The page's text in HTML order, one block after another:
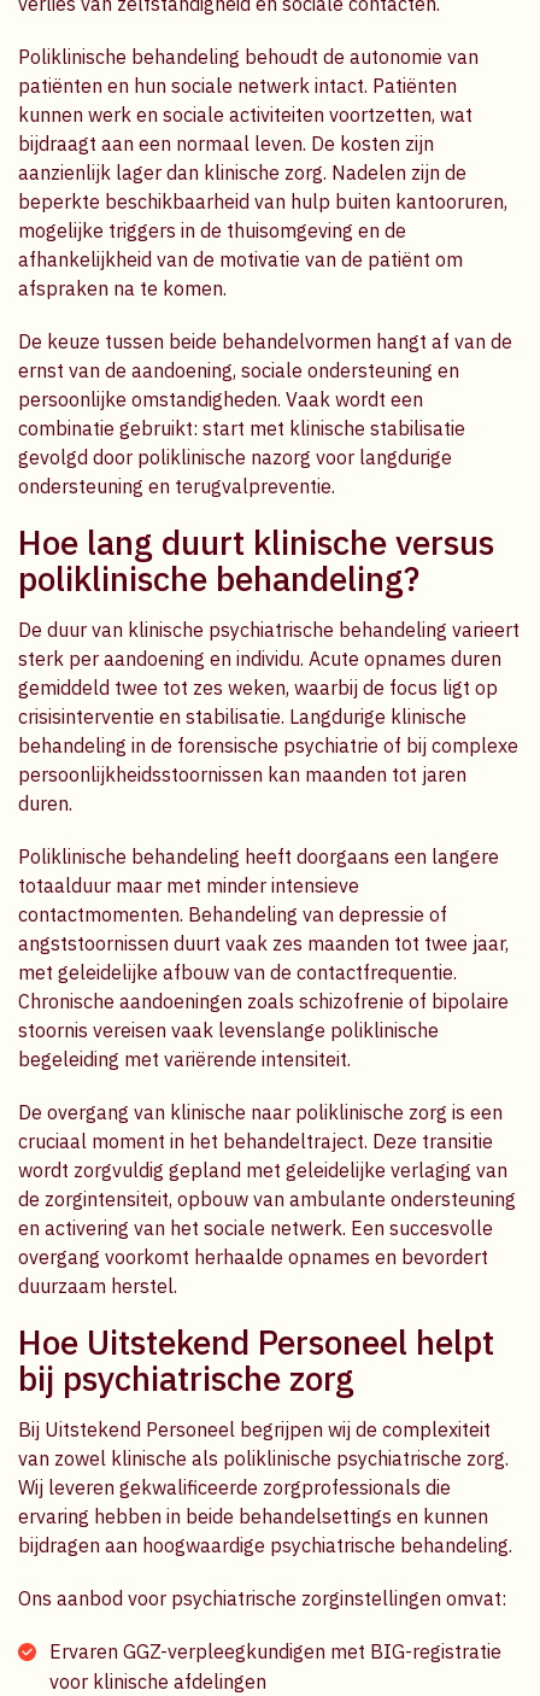
Poliklinische behandeling behoudt de autonomie van
patiënten en hun sociale netwerk intact. Patiënten
kunnen werk en sociale activiteiten voortzetten, wat
bijdraagt aan een normaal leven. De kosten zijn
aanzienlijk lager dan klinische zorg. Nadelen zijn de
beperkte beschikbaarheid van hulp buiten kantooruren,
mogelijke triggers in de thuisomgeving en de
afhankelijkheid van de motivatie van de patiënt om
afspraken na te komen.
De keuze tussen beide behandelvormen hangt af van de
ernst van de aandoening, sociale ondersteuning en
persoonlijke omstandigheden. Vaak wordt een
combinatie gebruikt: start met klinische stabilisatie
gevolgd door poliklinische nazorg voor langdurige
ondersteuning en terugvalpreventie.
Hoe lang duurt klinische versus
poliklinische behandeling?
De duur van klinische psychiatrische behandeling varieert
sterk per aandoening en individu. Acute opnames duren
gemiddeld twee tot zes weken, waarbij de focus ligt op
crisisinterventie en stabilisatie. Langdurige klinische
behandeling in de forensische psychiatrie of bij complexe
persoonlijkheidsstoornissen kan maanden tot jaren
duren.
Poliklinische behandeling heeft doorgaans een langere
totaalduur maar met minder intensieve
contactmomenten. Behandeling van depressie of
angststoornissen duurt vaak zes maanden tot twee jaar,
met geleidelijke afbouw van de contactfrequentie.
Chronische aandoeningen zoals schizofrenie of bipolaire
stoornis vereisen vaak levenslange poliklinische
begeleiding met variërende intensiteit.
De overgang van klinische naar poliklinische zorg is een
cruciaal moment in het behandeltraject. Deze transitie
wordt zorgvuldig gepland met geleidelijke verlaging van
de zorgintensiteit, opbouw van ambulante ondersteuning
en activering van het sociale netwerk. Een succesvolle
overgang voorkomt herhaalde opnames en bevordert
duurzaam herstel.
Hoe Uitstekend Personeel helpt
bij psychiatrische zorg
Bij Uitstekend Personeel begrijpen wij de complexiteit
van zowel klinische als poliklinische psychiatrische zorg.
Wij leveren gekwalificeerde zorgprofessionals die
ervaring hebben in beide behandelsettings en kunnen
bijdragen aan hoogwaardige psychiatrische behandeling.
Ons aanbod voor psychiatrische zorginstellingen omvat:
Ervaren GGZ-verpleegkundigen met BIG-registratie
voor klinische afdelingen